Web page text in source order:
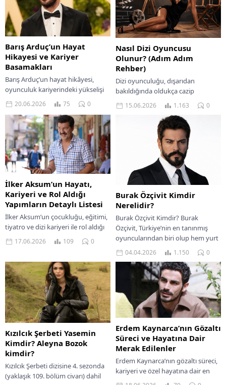
Barış Arduç’un Hayat
Hikayesi ve Kariyer
Basamakları
Barış Arduç’un hayat hikâyesi,
oyunculuk kariyerindeki yükselişi
ve özel yaşamına dair en çok
merak edilen detayları keşfedin.
20.06.2026 75 0
Nasıl Dizi Oyuncusu
Olunur? (Adım Adım
Rehber)
Dizi oyunculuğu, dışarıdan
bakıldığında oldukça cazip
görünen ama arkasında ciddi
emek, sabır ve disiplin gerektiren
bir meslektir. Televizyonda
gördüğümüz başarılı...
15.06.2026 1.163 0
İlker Aksum’un Hayatı,
Kariyeri ve Rol Aldığı
Yapımların Detaylı Listesi
İlker Aksum’un çocukluğu, eğitimi,
tiyatro ve dizi kariyeri ile rol aldığı
film ve dizilerin detaylı listesini bu
kapsamlı yazıda keşfedin.
17.06.2026 109 0
Burak Özçivit Kimdir
Nerelidir?
Burak Özçivit Kimdir? Burak
Özçivit, Türkiye’nin en tanınmış
oyuncularından biri olup hem yurt
içinde hem de uluslararası alanda
geniş bir...
04.04.2026 1.150 0
Kızılcık Şerbeti Yasemin
Kimdir? Aleyna Bozok
kimdir?
Kızılcık Şerbeti dizisine 4. sezonda
(yaklaşık 109. bölüm civarı) dahil
Erdem Kaynarca’nın Gözaltı
Süreci ve Hayatına Dair
Merak Edilenler
Erdem Kaynarca’nın gözaltı süreci,
kariyeri ve özel hayatına dair en
çok merak edilenleri, iddiaları ve